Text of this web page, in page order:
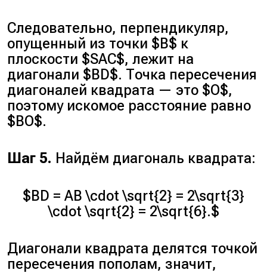
Следовательно, перпендикуляр,
опущенный из точки $B$ к
плоскости $SAC$, лежит на
диагонали $BD$. Точка пересечения
диагоналей квадрата — это $O$,
поэтому искомое расстояние равно
$BO$.
Шаг 5. Найдём диагональ квадрата:
$BD = AB \cdot \sqrt{2} = 2\sqrt{3}
\cdot \sqrt{2} = 2\sqrt{6}.$
Диагонали квадрата делятся точкой
пересечения пополам, значит,